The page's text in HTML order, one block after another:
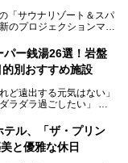
「サウナリゾート＆スパ
のプロジェクションマッ
できます。
先にお邪魔し、その全貌
が泳ぐ水風呂、そしてバ
…。驚きの連続だった館
パー銭湯26選！岩盤
別おすすめ施設
ど遠出する元気はない」
ラダラ過ごしたい」
を叶えてくれるのが、神
ル、「ザ・プリン
と優雅な休日